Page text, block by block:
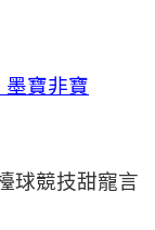
墨寶非寶
球競技甜寵言